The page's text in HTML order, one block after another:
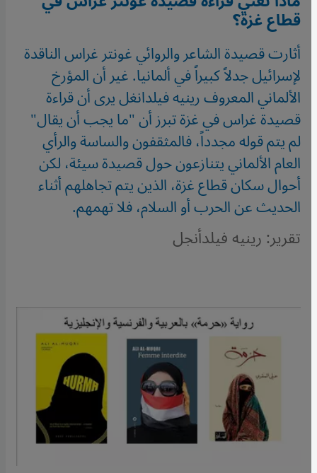
قطاع غزة؟
أثارت قصيدة الشاعر والروائي غونتر غراس الناقدة
لإسرائيل جدلاً كبيراً في ألمانيا. غير أن المؤرخ
الألماني المعروف رينيه فيلدانغل يرى أن قراءة
قصيدة غراس في غزة تبرز أن "ما يجب أن يقال"
لم يتم قوله مجدداً، فالمثقفون والساسة والرأي
العام الألماني يتنازعون حول قصيدة سيئة، لكن
أحوال سكان قطاع غزة، الذين يتم تجاهلهم أثناء
الحديث عن الحرب أو السلام، فلا تهمهم.
تقرير: رينيه فيلدأنجل